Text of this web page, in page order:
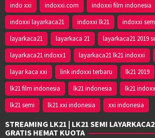
indo xxi
indoxxi.com indoxxi film indonesia
indoxxi layarkaca21
indoxxi lk21 indoxxi
layarkaca21
layarkaca 21
layarkaca21 2019
layarkaca21 indoxx1
layarkaca21 lk21 indoxxi
layar kaca xxi
link indoxxi terbaru lk21 2019
lk21 film indonesia
lk21 indonesia lk21
lk21 semi
lk21 xxi indonesia xxi indonesia
STREAMING LK21 | LK21 SEMI
GRATIS HEMAT KUOTA